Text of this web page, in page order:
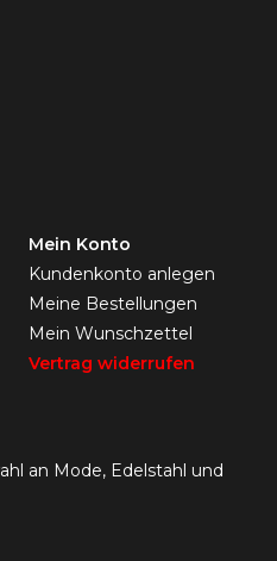
Mein Konto
Kundenkonto anlegen
Meine Bestellungen
Mein Wunschzettel
Vertrag widerrufen
an Mode, Edelstahl und